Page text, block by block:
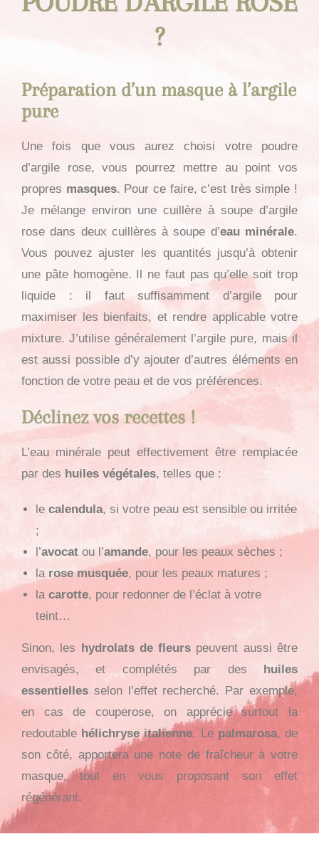
?
Préparation d’un masque à l’argile
pure
Une fois que vous aurez choisi votre poudre
d’argile rose, vous pourrez mettre au point vos
propres masques. Pour ce faire, c’est très simple !
Je mélange environ une cuillère à soupe d’argile
rose dans deux cuillères à soupe d’eau minérale.
Vous pouvez ajuster les quantités jusqu’à obtenir
une pâte homogène. Il ne faut pas qu’elle soit trop
liquide : il faut suffisamment d’argile pour
maximiser les bienfaits, et rendre applicable votre
mixture. J’utilise généralement l’argile pure, mais il
est aussi possible d’y ajouter d’autres éléments en
fonction de votre peau et de vos préférences.
Déclinez vos recettes !
L’eau minérale peut effectivement être remplacée
par des huiles végétales, telles que :
le calendula, si votre peau est sensible ou irritée
;
l’avocat ou l’amande, pour les peaux sèches ;
la rose musquée, pour les peaux matures ;
la carotte, pour redonner de l’éclat à votre
teint…
Sinon, les hydrolats de fleurs peuvent aussi être
envisagés, et complétés par des huiles
essentielles selon l’effet recherché. Par exemple,
en cas de couperose, on apprécie surtout la
redoutable hélichryse italienne. Le palmarosa, de
son côté, apportera une note de fraîcheur à votre
masque, tout en vous proposant son effet
régénérant.